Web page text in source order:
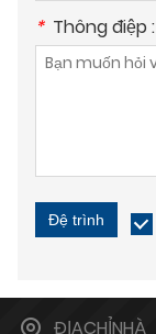
* Thông điệp :
Đệ trình
ĐỊACHỈNHÀ